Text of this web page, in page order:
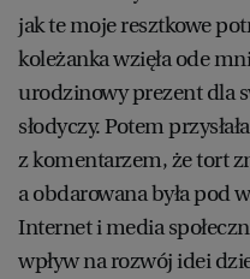
jak te moje resztkowe
koleżanka wzięła ode
urodzinowy prezent dla
słodyczy. Potem
z komentarzem, że tort
a obdarowana była pod
Internet i media
wpływ na rozwój idei